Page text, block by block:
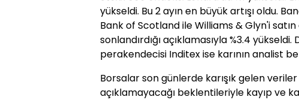
yükseldi. Bu 2 ayın en büyük artışı oldu.
Bank of Scotland ile Williams & Glyn'i
sonlandırdığı açıklamasıyla %3.4
perakendecisi Inditex ise karının analist
Borsalar son günlerde karışık gelen
açıklamayacağı beklentileriyle kayıp ve